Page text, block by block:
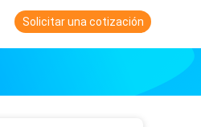
Solicitar una cotización